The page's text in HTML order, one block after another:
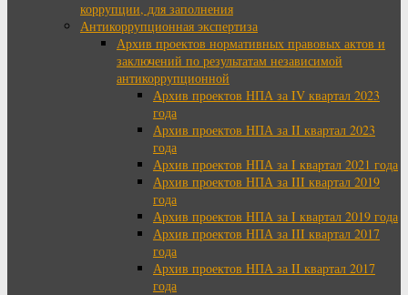
коррупции, для заполнения
Антикоррупционная экспертиза
Архив проектов нормативных правовых актов и
заключений по результатам независимой
антикоррупционной
Архив проектов НПА за IV квартал 2023
года
Архив проектов НПА за II квартал 2023
года
Архив проектов НПА за I квартал 2021 года
Архив проектов НПА за III квартал 2019
года
Архив проектов НПА за I квартал 2019 года
Архив проектов НПА за III квартал 2017
года
Архив проектов НПА за II квартал 2017
года